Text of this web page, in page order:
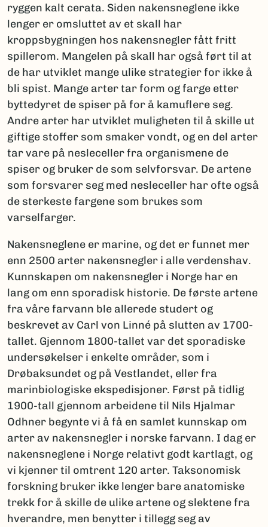
ryggen kalt cerata. Siden nakensneglene ikke
lenger er omsluttet av et skall har
kroppsbygningen hos nakensnegler fått fritt
spillerom. Mangelen på skall har også ført til at
de har utviklet mange ulike strategier for ikke å
bli spist. Mange arter tar form og farge etter
byttedyret de spiser på for å kamuflere seg.
Andre arter har utviklet muligheten til å skille ut
giftige stoffer som smaker vondt, og en del arter
tar vare på nesleceller fra organismene de
spiser og bruker de som selvforsvar. De artene
som forsvarer seg med nesleceller har ofte også
de sterkeste fargene som brukes som
varselfarger.
Nakensneglene er marine, og det er funnet mer
enn 2500 arter nakensnegler i alle verdenshav.
Kunnskapen om nakensnegler i Norge har en
lang om enn sporadisk historie. De første artene
fra våre farvann ble allerede studert og
beskrevet av Carl von Linné på slutten av 1700-
tallet. Gjennom 1800-tallet var det sporadiske
undersøkelser i enkelte områder, som i
Drøbaksundet og på Vestlandet, eller fra
marinbiologiske ekspedisjoner. Først på tidlig
1900-tall gjennom arbeidene til Nils Hjalmar
Odhner begynte vi å få en samlet kunnskap om
arter av nakensnegler i norske farvann. I dag er
nakensneglene i Norge relativt godt kartlagt, og
vi kjenner til omtrent 120 arter. Taksonomisk
forskning bruker ikke lenger bare anatomiske
trekk for å skille de ulike artene og slektene fra
hverandre, men benytter i tillegg seg av